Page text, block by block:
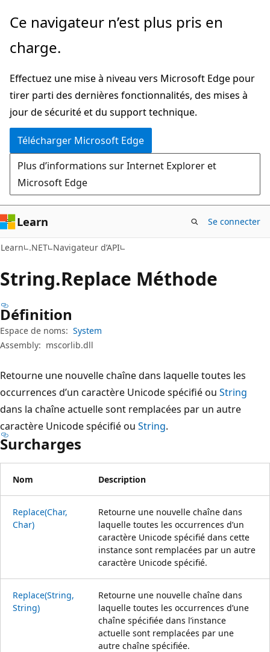
Passer
directement
au
principal
Passer
la
dans
la
page
Ce navigateur n’est plus pris en
charge.
Effectuez une mise à niveau vers Microsoft Edge pour
tirer parti des dernières fonctionnalités, des mises à
jour de sécurité et du support technique.
Télécharger Microsoft Edge
Plus d’informations sur Internet Explorer et
Microsoft Edge
Learn Se connecter
Learn .NET Navigateur d’API
String.Replace Méthode
Définition
Espace de noms: System
Assembly: mscorlib.dll
Retourne une nouvelle chaîne dans laquelle toutes les
occurrences d’un caractère Unicode spécifié ou String
dans la chaîne actuelle sont remplacées par un autre
caractère Unicode spécifié ou String.
Surcharges
Nom Description
Replace(Char,
Char)
Retourne une nouvelle chaîne dans
laquelle toutes les occurrences d’un
caractère Unicode spécifié dans cette
instance sont remplacées par un autre
caractère Unicode spécifié.
Replace(String,
String)
Retourne une nouvelle chaîne dans
laquelle toutes les occurrences d’une
chaîne spécifiée dans l’instance
actuelle sont remplacées par une
autre chaîne spécifiée.